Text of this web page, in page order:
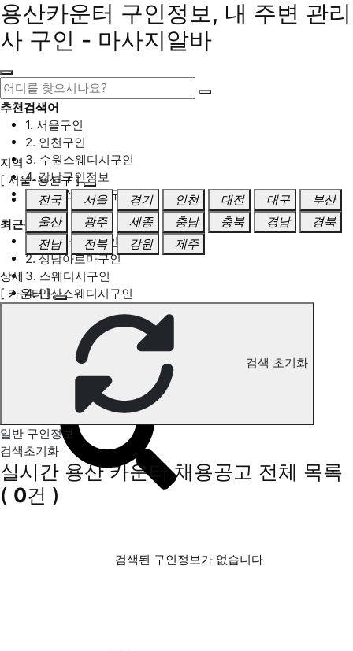
용산카운터 구인정보, 내 주변 관리
사 구인 - 마사지알바
추천검색어
1. 서울구인
2. 인천구인
3. 수원스웨디시구인
4. 강남구인정보
5. 동탄스웨디시구인
최근검색어
1. 일산마사지구인
2. 성남아로마구인
3. 스웨디시구인
4. 안산스웨디시구인
용산 카운터 구인정보
지역
[ 서울-용산구 ]
전국
서울 경기 인천 대전 대구
부산
울산
광주 세종 충남 충북 경남
경북
전남
전북 강원 제주
상세
[ 카운터 ]
검색 초기화
일반 구인정보
검색초기화
실시간 용산 카운터 채용공고 전체 목록
( 0건 )
검색된 구인정보가 없습니다